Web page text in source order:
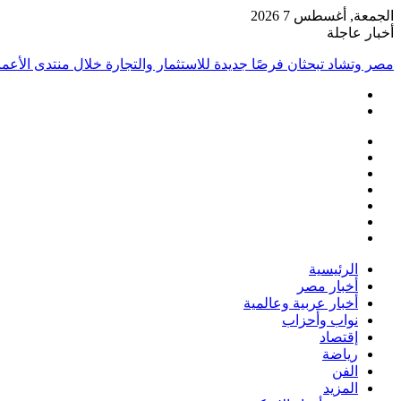
الجمعة, أغسطس 7 2026
أخبار عاجلة
مصر وتشاد تبحثان فرصًا جديدة للاستثمار والتجارة خلال منتدى
جانبي
الرئيسية
أخبار مصر
أخبار عربية وعالمية
نواب وأحزاب
إقتصاد
رياضة
الفن
المزيد